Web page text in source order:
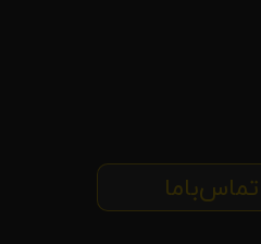
تماس‌با‌ما